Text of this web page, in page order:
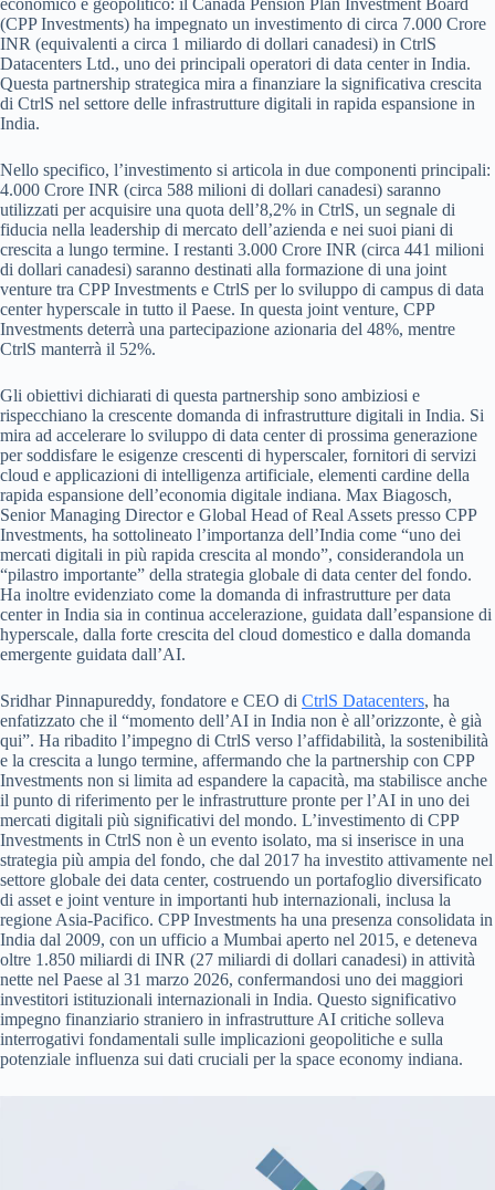
(CPP Investments) ha impegnato un investimento di circa 7.000 Crore
INR (equivalenti a circa 1 miliardo di dollari canadesi) in CtrlS
Datacenters Ltd., uno dei principali operatori di data center in India.
Questa partnership strategica mira a finanziare la significativa crescita
di CtrlS nel settore delle infrastrutture digitali in rapida espansione in
India.
Nello specifico, l’investimento si articola in due componenti principali:
4.000 Crore INR (circa 588 milioni di dollari canadesi) saranno
utilizzati per acquisire una quota dell’8,2% in CtrlS, un segnale di
fiducia nella leadership di mercato dell’azienda e nei suoi piani di
crescita a lungo termine. I restanti 3.000 Crore INR (circa 441 milioni
di dollari canadesi) saranno destinati alla formazione di una joint
venture tra CPP Investments e CtrlS per lo sviluppo di campus di data
center hyperscale in tutto il Paese. In questa joint venture, CPP
Investments deterrà una partecipazione azionaria del 48%, mentre
CtrlS manterrà il 52%.
Gli obiettivi dichiarati di questa partnership sono ambiziosi e
rispecchiano la crescente domanda di infrastrutture digitali in India. Si
mira ad accelerare lo sviluppo di data center di prossima generazione
per soddisfare le esigenze crescenti di hyperscaler, fornitori di servizi
cloud e applicazioni di intelligenza artificiale, elementi cardine della
rapida espansione dell’economia digitale indiana. Max Biagosch,
Senior Managing Director e Global Head of Real Assets presso CPP
Investments, ha sottolineato l’importanza dell’India come “uno dei
mercati digitali in più rapida crescita al mondo”, considerandola un
“pilastro importante” della strategia globale di data center del fondo.
Ha inoltre evidenziato come la domanda di infrastrutture per data
center in India sia in continua accelerazione, guidata dall’espansione di
hyperscale, dalla forte crescita del cloud domestico e dalla domanda
emergente guidata dall’AI.
Sridhar Pinnapureddy, fondatore e CEO di CtrlS Datacenters, ha
enfatizzato che il “momento dell’AI in India non è all’orizzonte, è già
qui”. Ha ribadito l’impegno di CtrlS verso l’affidabilità, la sostenibilità
e la crescita a lungo termine, affermando che la partnership con CPP
Investments non si limita ad espandere la capacità, ma stabilisce anche
il punto di riferimento per le infrastrutture pronte per l’AI in uno dei
mercati digitali più significativi del mondo. L’investimento di CPP
Investments in CtrlS non è un evento isolato, ma si inserisce in una
strategia più ampia del fondo, che dal 2017 ha investito attivamente nel
settore globale dei data center, costruendo un portafoglio diversificato
di asset e joint venture in importanti hub internazionali, inclusa la
regione Asia-Pacifico. CPP Investments ha una presenza consolidata in
India dal 2009, con un ufficio a Mumbai aperto nel 2015, e deteneva
oltre 1.850 miliardi di INR (27 miliardi di dollari canadesi) in attività
nette nel Paese al 31 marzo 2026, confermandosi uno dei maggiori
investitori istituzionali internazionali in India. Questo significativo
impegno finanziario straniero in infrastrutture AI critiche solleva
interrogativi fondamentali sulle implicazioni geopolitiche e sulla
potenziale influenza sui dati cruciali per la space economy indiana.